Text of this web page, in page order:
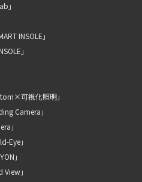
」
INSOLE」
」
可視化照明」
Camera」
」
Eye」
」
」